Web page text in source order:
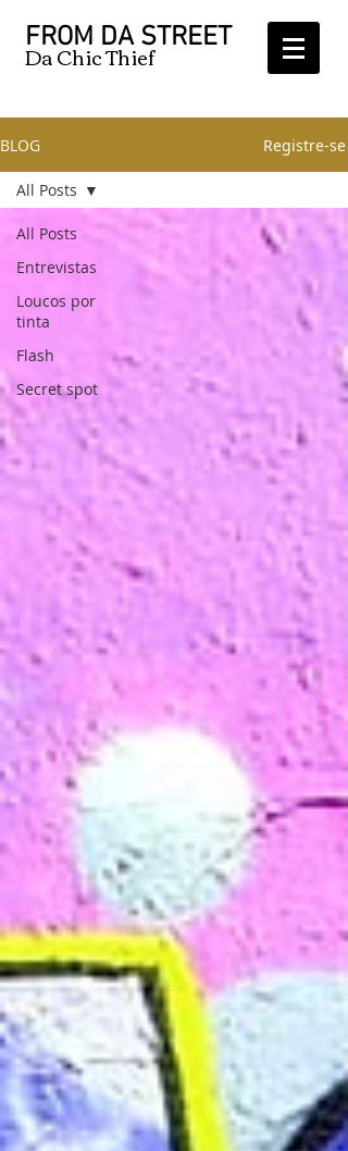
FROM DA STREET
Da Chic Thief
BLOG Registre-se
All Posts
Entrevistas
Loucos por
tinta
Flash
Secret spot
All Posts